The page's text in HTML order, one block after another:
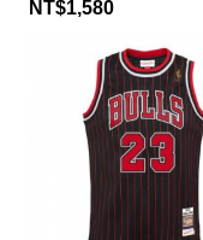
NT$1,580